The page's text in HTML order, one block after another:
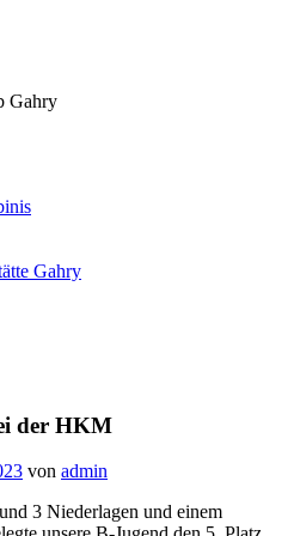
Gahry
Gahry
der HKM
von admin
3 Niederlagen und einem